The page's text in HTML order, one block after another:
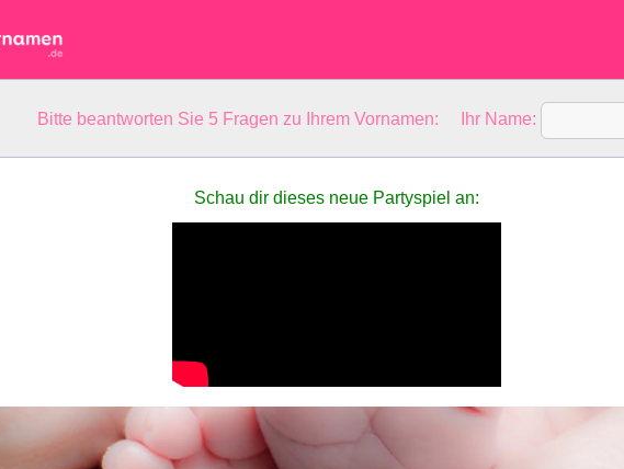
Bitte beantworten Sie 5 Fragen zu Ihrem Vornamen: Ihr Name:
Schau dir dieses neue Partyspiel an: